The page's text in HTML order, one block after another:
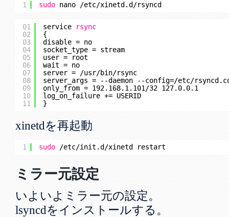
1 sudo nano /etc/xinetd .d /rsyncd
01
02
03
04
05
06
07
08
09
10
11
service
rsync
{
disable = no
socket_type = stream
user = root
wait = no
server =
/usr/bin/rsync
server_args = --daemon --config=/etc/rsyncd
only_from = 192.168.1.101 /32 127.0.0.1
log_on_failure += USERID
}
xinetdを再起動
1 sudo /etc/init .d /xinetd restart
ミラー元設定
いよいよミラー元の設定。
lsyncdをインストールする。